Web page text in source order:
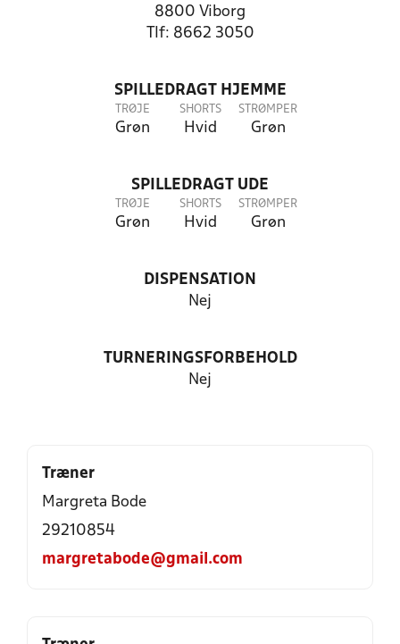
8800 Viborg
Tlf: 8662 3050
SPILLEDRAGT HJEMME
TRØJE
Grøn
SHORTS
Hvid
STRØMPER
Grøn
SPILLEDRAGT UDE
TRØJE
Grøn
SHORTS
Hvid
STRØMPER
Grøn
DISPENSATION
Nej
TURNERINGSFORBEHOLD
Nej
Træner
Margreta Bode
29210854
margretabode@gmail.com